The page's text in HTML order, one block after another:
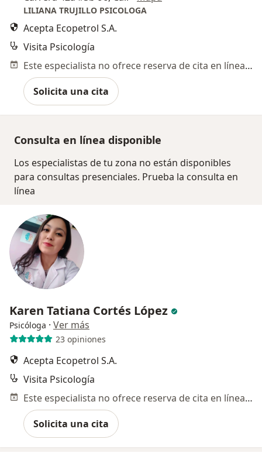
LILIANA TRUJILLO PSICOLOGA
Acepta Ecopetrol S.A.
Visita Psicología
Este especialista no ofrece reserva de cita en línea en esta dirección.
Solicita una cita
Consulta en línea disponible
Los especialistas de tu zona no están disponibles
para consultas presenciales. Prueba la consulta en
línea
Karen Tatiana Cortés López
Psicóloga · Ver más
23 opiniones
Acepta Ecopetrol S.A.
Visita Psicología
Este especialista no ofrece reserva de cita en línea en esta dirección.
Solicita una cita